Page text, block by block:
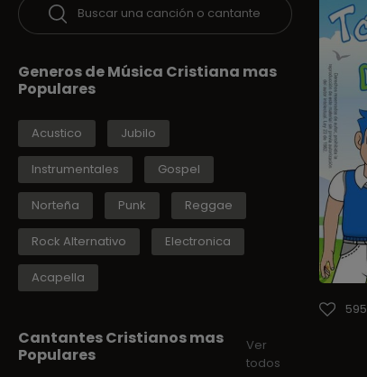
595
Buscar una canción o cantante
Generos de Música Cristiana mas
Populares
Acustico Jubilo
Instrumentales Gospel
Norteña Punk Reggae
Rock Alternativo Electronica
Acapella
Cantantes Cristianos mas
Populares
Ver
todos